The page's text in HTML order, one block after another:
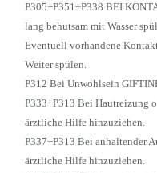
P305+P351+P338 BEI
lang behutsam mit Wasser
Eventuell vorhandene
Weiter spülen.
P312 Bei Unwohlsein
P333+P313 Bei Hautreizung
ärztliche Hilfe hinzuziehen.
P337+P313 Bei anhaltender
ärztliche Hilfe hinzuziehen.